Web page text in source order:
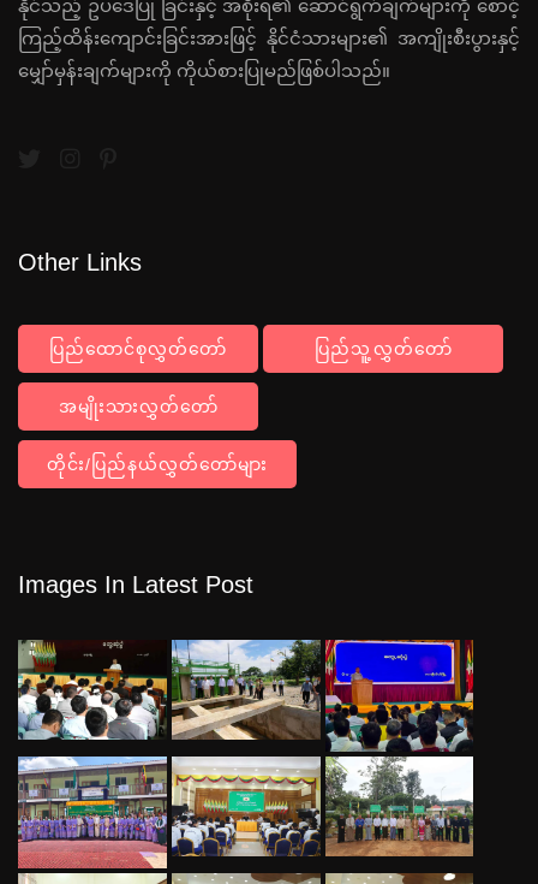
နိုင်သည့် ဥပဒေပြု ခြင်းနှင့် အစိုးရ၏ ဆောင်ရွက်ချက်များကို စောင့်
ကြည့်ထိန်းကျောင်းခြင်းအားဖြင့် နိုင်ငံသားများ၏ အကျိုးစီးပွားနှင့်
မျှော်မှန်းချက်များကို ကိုယ်စားပြုမည်ဖြစ်ပါသည်။
Other Links
ပြည်ထောင်စုလွှတ်တော် ပြည်သူ့လွှတ်တော်
အမျိုးသားလွှတ်တော်
တိုင်း/ပြည်နယ်လွှတ်တော်များ
Images In Latest Post